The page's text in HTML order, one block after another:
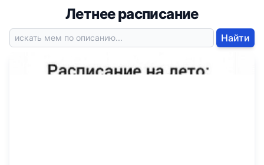
Летнее расписание
Найти